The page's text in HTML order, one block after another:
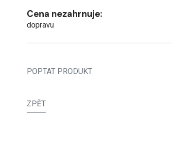
Cena nezahrnuje:
dopravu
POPTAT PRODUKT
ZPĚT